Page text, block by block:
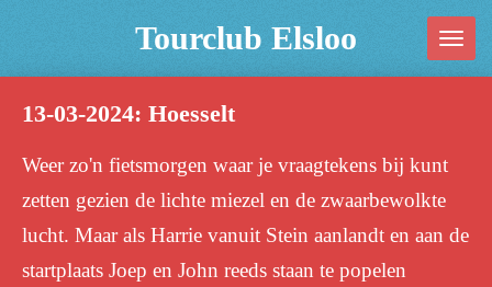
de
Tourclub Elsloo
13-03-2024: Hoesselt
Weer zo'n fietsmorgen waar je vraagtekens bij kunt
zetten gezien de lichte miezel en de zwaarbewolkte
lucht. Maar als Harrie vanuit Stein aanlandt en aan de
startplaats Joep en John reeds staan te popelen